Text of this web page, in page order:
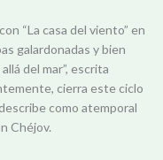
“La casa del viento” en
galardonadas y bien
del mar”, escrita
cierra este ciclo
como atemporal
Chéjov.